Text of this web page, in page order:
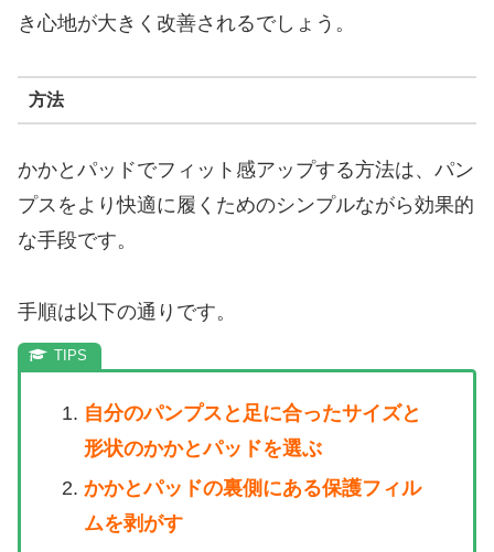
き心地が大きく改善されるでしょう。
方法
かかとパッドでフィット感アップする方法は、パン
プスをより快適に履くためのシンプルながら効果的
な手段です。
手順は以下の通りです。
自分のパンプスと足に合ったサイズと
形状のかかとパッドを選ぶ
かかとパッドの裏側にある保護フィル
ムを剥がす